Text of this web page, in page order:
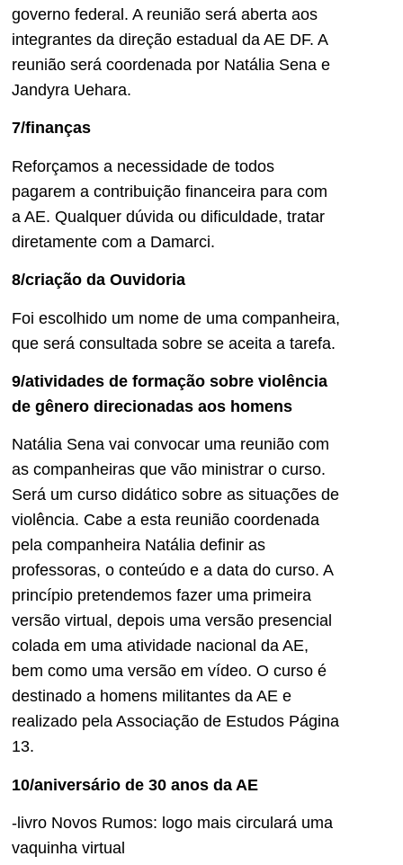
governo federal. A reunião será aberta aos
integrantes da direção estadual da AE DF. A
reunião será coordenada por Natália Sena e
Jandyra Uehara.
7/finanças
Reforçamos a necessidade de todos
pagarem a contribuição financeira para com
a AE. Qualquer dúvida ou dificuldade, tratar
diretamente com a Damarci.
8/criação da Ouvidoria
Foi escolhido um nome de uma companheira,
que será consultada sobre se aceita a tarefa.
9/atividades de formação sobre violência
de gênero direcionadas aos homens
Natália Sena vai convocar uma reunião com
as companheiras que vão ministrar o curso.
Será um curso didático sobre as situações de
violência. Cabe a esta reunião coordenada
pela companheira Natália definir as
professoras, o conteúdo e a data do curso. A
princípio pretendemos fazer uma primeira
versão virtual, depois uma versão presencial
colada em uma atividade nacional da AE,
bem como uma versão em vídeo. O curso é
destinado a homens militantes da AE e
realizado pela Associação de Estudos Página
13.
10/aniversário de 30 anos da AE
-livro Novos Rumos: logo mais circulará uma
vaquinha virtual